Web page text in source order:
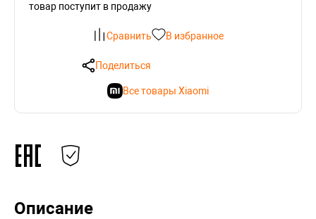
товар поступит в продажу
Сравнить В избранное
Поделиться
Все товары Xiaomi
Описание